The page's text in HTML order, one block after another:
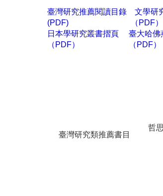
臺灣研究推薦閱讀目錄
(PDF)
文學研
（PDF）
日本學研究叢書摺頁
（PDF）
臺大哈佛
（PDF）
臺灣研究類推薦書目
哲